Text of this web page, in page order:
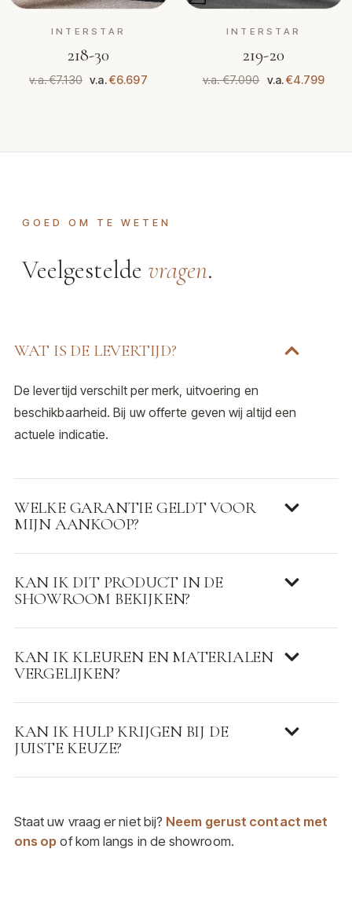
INTERSTAR
218-30
v.a. €7.130 v.a.€6.697
INTERSTAR
219-20
v.a. €7.090 v.a.€4.799
GOED OM TE WETEN
Veelgestelde vragen.
WAT IS DE LEVERTIJD?
De levertijd verschilt per merk, uitvoering en
beschikbaarheid. Bij uw offerte geven wij altijd een
actuele indicatie.
WELKE GARANTIE GELDT VOOR
MIJN AANKOOP?
KAN IK DIT PRODUCT IN DE
SHOWROOM BEKIJKEN?
KAN IK KLEUREN EN MATERIALEN
VERGELIJKEN?
KAN IK HULP KRIJGEN BIJ DE
JUISTE KEUZE?
Staat uw vraag er niet bij? Neem gerust contact met
ons op of kom langs in de showroom.